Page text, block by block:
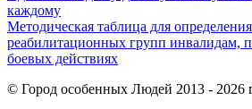
каждому
Методическая таблица для
реабилитационных групп инвалидам,
боевых действиях
© Город особенных Людей 2013 - 2026